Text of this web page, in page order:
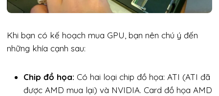
Khi bạn có kế hoạch mua GPU, bạn nên chú ý đến
những khía cạnh sau:
Chip đồ họa: Có hai loại chip đồ họa: ATI (ATI đã
được AMD mua lại) và NVIDIA. Card đồ họa AMD